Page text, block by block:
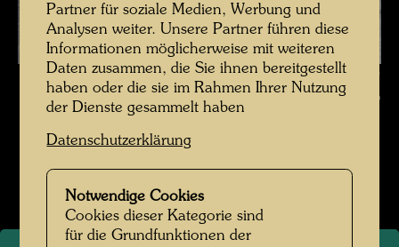
Friedrich Stowasser im Jahr 1929 , Fotograf: Unbekannt Unknown ©
Hundertwasser Archiv
Kindheit und Jugend
Bildergalerie öffnen
Partner für soziale Medien, Werbung und
Analysen weiter. Unsere Partner führen diese
Informationen möglicherweise mit weiteren
Daten zusammen, die Sie ihnen bereitgestellt
haben oder die sie im Rahmen Ihrer Nutzung
der Dienste gesammelt haben
Datenschutzerklärung
Notwendige Cookies
Cookies dieser Kategorie sind
für die Grundfunktionen der